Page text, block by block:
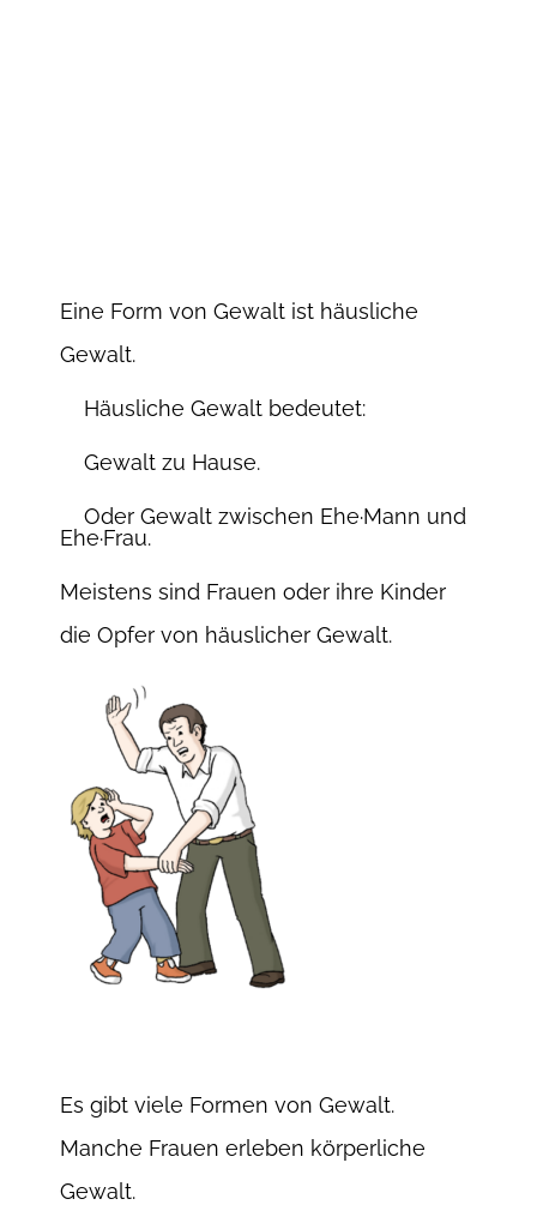
Eine Form von Gewalt ist häusliche
Gewalt.
Häusliche Gewalt bedeutet:
Gewalt zu Hause.
Oder Gewalt zwischen Ehe·Mann und
Ehe·Frau.
Meistens sind Frauen oder ihre Kinder
die Opfer von häuslicher Gewalt.
Es gibt viele Formen von Gewalt.
Manche Frauen erleben körperliche
Gewalt.